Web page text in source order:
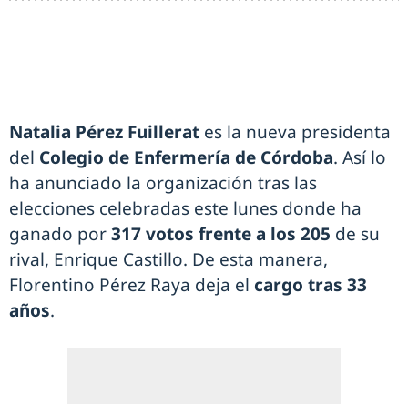
Natalia Pérez Fuillerat es la nueva presidenta
del Colegio de Enfermería de Córdoba. Así lo
ha anunciado la organización tras las
elecciones celebradas este lunes donde ha
ganado por317 votos frente a los 205 de su
rival, Enrique Castillo. De esta manera,
Florentino Pérez Raya deja el cargo tras 33
años.